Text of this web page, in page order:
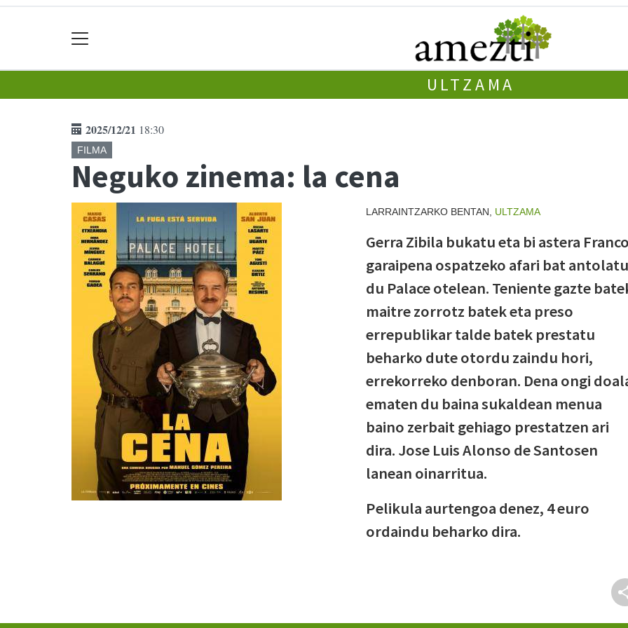
ULTZAMA
2025/12/21 18:30
FILMA
Neguko zinema: la cena
LARRAINTZARKO BENTAN, ULTZAMA
Gerra Zibila bukatu eta bi astera
garaipena ospatzeko afari bat antolatu
du Palace otelean. Teniente gazte
maitre zorrotz batek eta preso
errepublikar talde batek prestatu
beharko dute otordu zaindu hori,
errekorreko denboran. Dena ongi
ematen du baina sukaldean menua
baino zerbait gehiago prestatzen ari
dira. Jose Luis Alonso de Santosen
lanean oinarritua.
Pelikula aurtengoa denez, 4 euro
ordaindu beharko dira.